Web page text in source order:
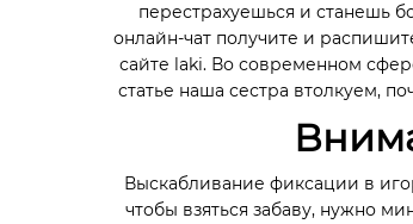
перестрахуешься и станешь
онлайн-чат получите и
сайте laki. Во современном
статье наша сестра втолкуем,
Выскабливание фиксации в
чтобы взяться забаву, нужно